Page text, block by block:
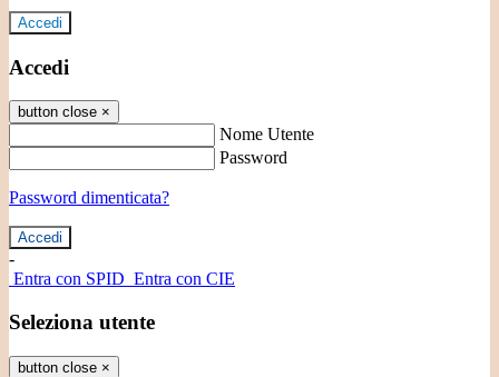
Accedi
Accedi
button close ×
Nome Utente
Password
Password dimenticata?
-
Entra con SPID Entra con CIE
Seleziona utente
button close ×